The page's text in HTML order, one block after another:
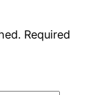
Required